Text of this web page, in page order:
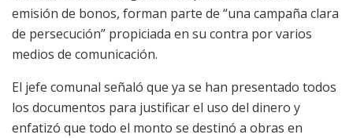
emisión de bonos, forman parte de “una campaña clara
de persecución” propiciada en su contra por varios
medios de comunicación.
El jefe comunal señaló que ya se han presentado todos
los documentos para justificar el uso del dinero y
enfatizó que todo el monto se destinó a obras en